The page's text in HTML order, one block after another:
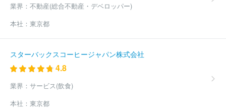
業界： 不動産(総合不動産・デベロッパー)
本社： 東京都
スターバックスコーヒージャパン株式会社
4.8
業界： サービス(飲食)
本社： 東京都